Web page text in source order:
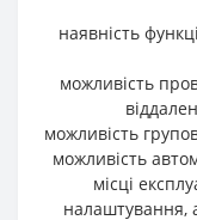
наявність
можливість
можливість
можливість
місці
налаштування,